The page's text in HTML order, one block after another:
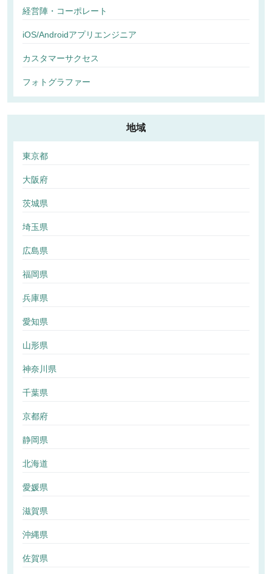
経営陣・コーポレート
iOS/Androidアプリエンジニア
カスタマーサクセス
フォトグラファー
地域
東京都
大阪府
茨城県
埼玉県
広島県
福岡県
兵庫県
愛知県
山形県
神奈川県
千葉県
京都府
静岡県
北海道
愛媛県
滋賀県
沖縄県
佐賀県